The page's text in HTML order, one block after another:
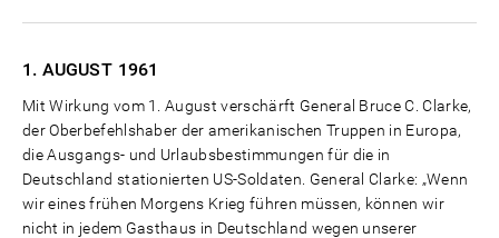
1. AUGUST 1961
Mit Wirkung vom 1. August verschärft General Bruce C. Clarke,
der Oberbefehlshaber der amerikanischen Truppen in Europa,
die Ausgangs- und Urlaubsbestimmungen für die in
Deutschland stationierten US-Soldaten. General Clarke: „Wenn
wir eines frühen Morgens Krieg führen müssen, können wir
nicht in jedem Gasthaus in Deutschland wegen unserer